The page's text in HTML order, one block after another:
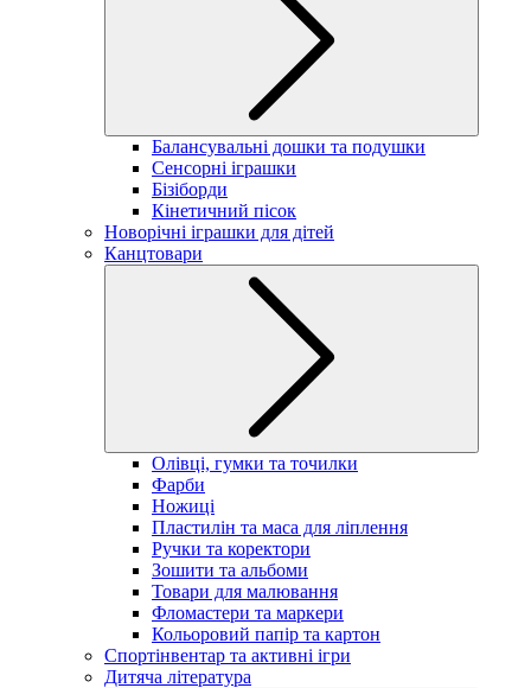
Балансувальні дошки та подушки
Сенсорні іграшки
Бізіборди
Кінетичний пісок
Новорічні іграшки для дітей
Канцтовари
Олівці, гумки та точилки
Фарби
Ножиці
Пластилін та маса для ліплення
Ручки та коректори
Зошити та альбоми
Товари для малювання
Фломастери та маркери
Кольоровий папір та картон
Спортінвентар та активні ігри
Дитяча література